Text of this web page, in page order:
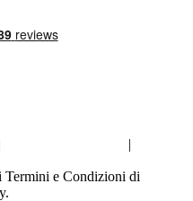
|
Termini e Condizioni di